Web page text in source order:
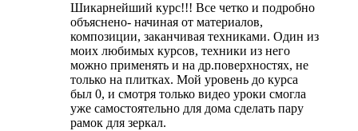
Шикарнейший курс!!! Все четко и подробно
объяснено- начиная от материалов,
композиции, заканчивая техниками. Один из
моих любимых курсов, техники из него
можно применять и на др.поверхностях, не
только на плитках. Мой уровень до курса
был 0, и смотря только видео уроки смогла
уже самостоятельно для дома сделать пару
рамок для зеркал.